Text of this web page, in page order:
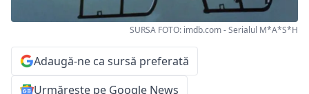
SURSA FOTO: imdb.com - Serialul M*A*S*H
Adaugă-ne ca sursă preferată
Urmărește pe Google News